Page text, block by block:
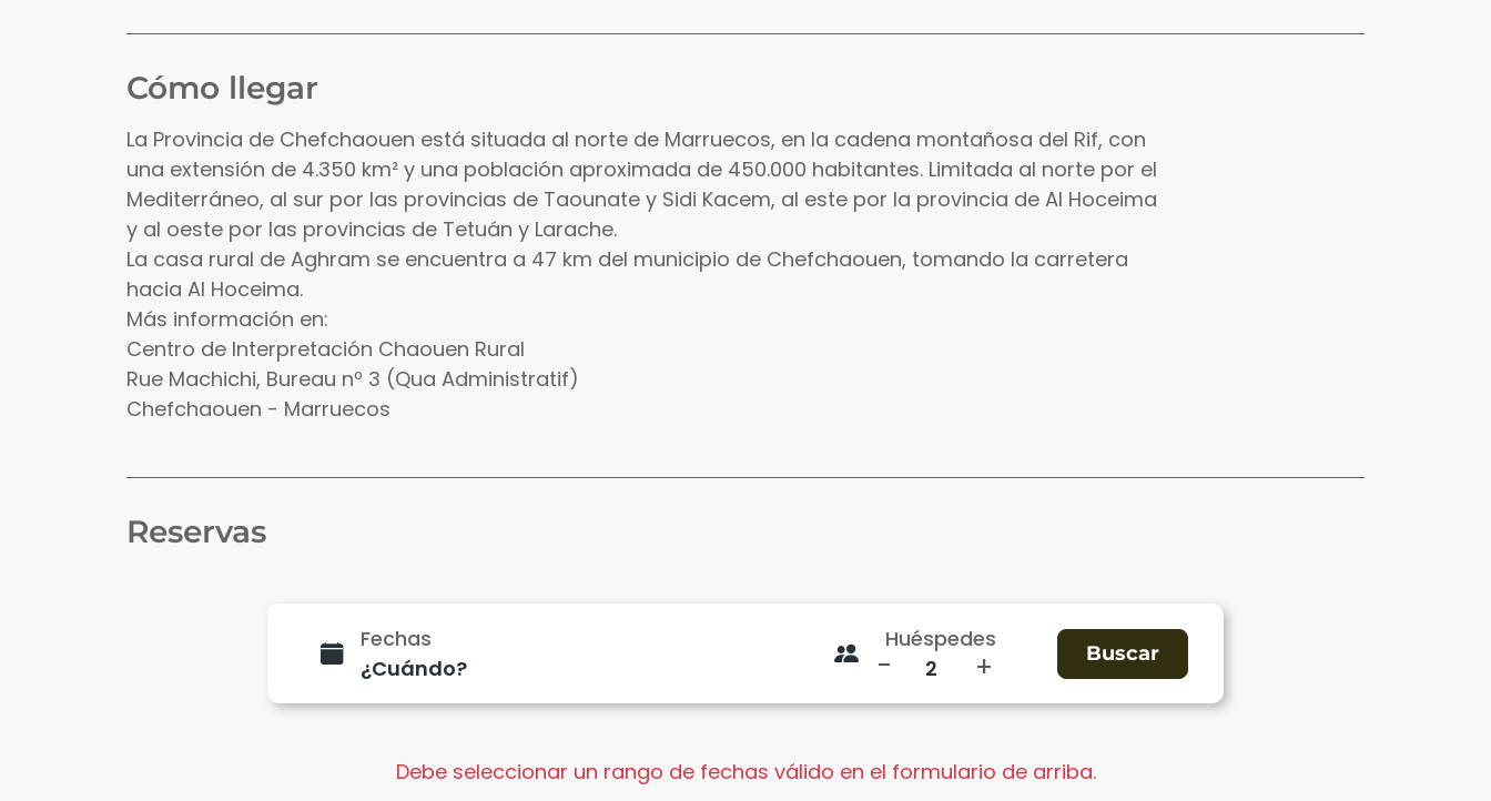
Cómo llegar
La Provincia de Chefchaouen está situada al norte de Marruecos, en la cadena montañosa del Rif, con
una extensión de 4.350 km² y una población aproximada de 450.000 habitantes. Limitada al norte por el
Mediterráneo, al sur por las provincias de Taounate y Sidi Kacem, al este por la provincia de Al Hoceima
y al oeste por las provincias de Tetuán y Larache.
La casa rural de Aghram se encuentra a 47 km del municipio de Chefchaouen, tomando la carretera
hacia Al Hoceima.
Más información en:
Centro de Interpretación Chaouen Rural
Rue Machichi, Bureau nº 3 (Qua Administratif)
Chefchaouen - Marruecos
Reservas
Fechas Huéspedes
- +
Debe seleccionar un rango de fechas válido en el formulario de arriba.